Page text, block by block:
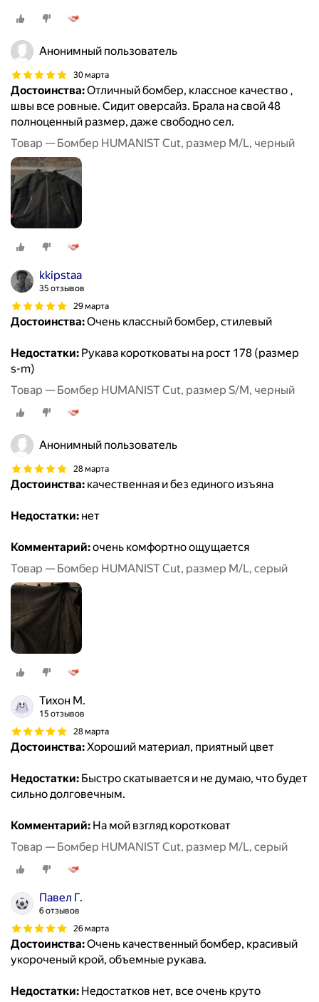
Анонимный пользователь
30 марта
Достоинства:Отличный бомбер, классное качество ,
швы все ровные. Сидит оверсайз. Брала на свой 48
полноценный размер, даже свободно сел.
Товар — Бомбер HUMANIST Cut, размер M/L, черный
kkipstaa
35 отзывов
29 марта
Достоинства:Очень классный бомбер, стилевый
Недостатки: Рукава коротковаты на рост 178 (размер
s-m)
Товар — Бомбер HUMANIST Cut, размер S/M, черный
Анонимный пользователь
28 марта
Достоинства: качественная и без единого изъяна
Недостатки: нет
Комментарий:очень комфортно ощущается
Товар — Бомбер HUMANIST Cut, размер M/L, серый
Тихон М.
15 отзывов
28 марта
Достоинства:Хороший материал, приятный цвет
Недостатки: Быстро скатывается и не думаю, что будет
сильно долговечным.
Комментарий: На мой взгляд коротковат
Товар — Бомбер HUMANIST Cut, размер M/L, серый
Павел Г.
6 отзывов
26 марта
Достоинства:Очень качественный бомбер, красивый
укороченый крой, объемные рукава.
Недостатки: Недостатков нет, все очень круто